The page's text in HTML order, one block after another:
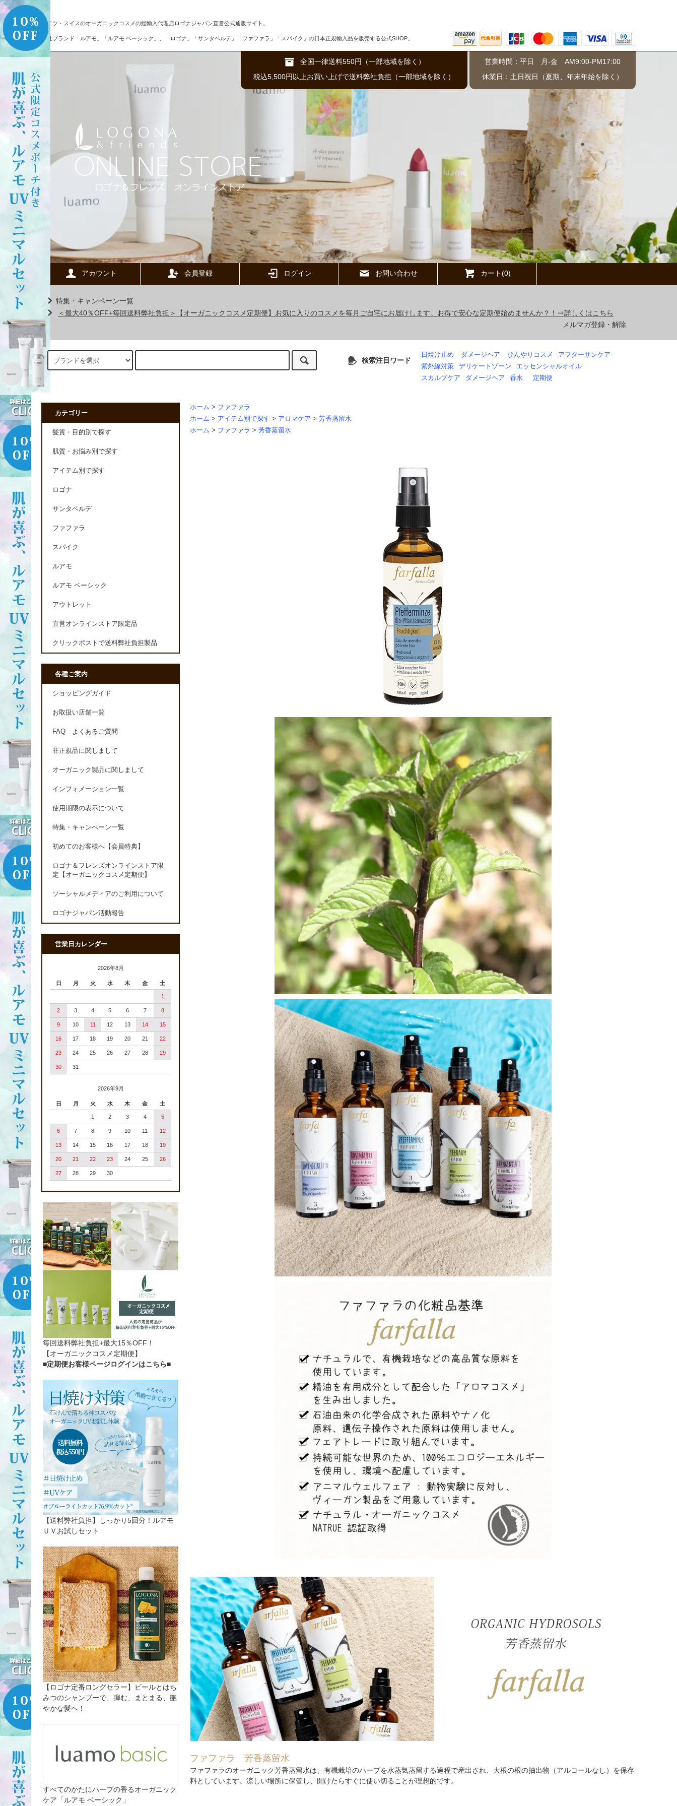
ドイツ・スイスのオーガニックコスメの総輸入代理店ロゴナジャパン直営公式通販サイト。
自社ブランド「ルアモ」「ルアモ ベーシック」、「ロゴナ」「サンタベルデ」「ファファラ」「スパイク」の日本正規輸入品を販売する公式SHOP。
全国一律送料550円（一部地域を除く）
税込5,500円以上お買い上げで送料弊社負担（一部地域を除く）
営業時間：平日 月-金 AM9:00-PM17:00
休業日：土日祝日（夏期、年末年始を除く）
アカウント 会員登録 ログイン お問い合わせ カート(0)
特集・キャンペーン一覧
＜最大40％OFF+毎回送料弊社負担＞【オーガニックコスメ定期便】お気に入りのコスメを毎月ご自宅にお届けします。お得で安心な定期便始めませんか？！⇒詳しくはこちら
メルマガ登録・解除
検索注目ワード
日焼け止め ダメージヘア ひんやりコスメ
アフターサンケア
紫外線対策
デリケートゾーン
エッセンシャルオイル
スカルプケア
ダメージヘア 香水 定期便
ホーム > ファファラ
ホーム > アイテム別で探す > アロマケア > 芳香蒸留水
ホーム > ファファラ > 芳香蒸留水
ファファラ 芳香蒸留水
ファファラのオーガニック芳香蒸留水は、有機栽培のハーブを水蒸気蒸留する過程で産出され、大根の根の抽出物（アルコールなし）を保存
料としています。涼しい場所に保管し、開けたらすぐに使い切ることが理想的です。
カテゴリー
髪質・目的別で探す
肌質・お悩み別で探す
アイテム別で探す
ロゴナ
サンタベルデ
ファファラ
スパイク
ルアモ
ルアモ ベーシック
アウトレット
直営オンラインストア限定品
クリックポストで送料弊社負担製品
各種ご案内
ショッピングガイド
お取扱い店舗一覧
FAQ よくあるご質問
非正規品に関しまして
オーガニック製品に関しまして
インフォメーション一覧
使用期限の表示について
特集・キャンペーン一覧
初めてのお客様へ【会員特典】
ロゴナ＆フレンズオンラインストア限
定【オーガニックコスメ定期便】
ソーシャルメディアのご利用について
ロゴナジャパン活動報告
営業日カレンダー
2026年8月
日 月 火 水 木 金 土
1
2 3 4 5 6 7 8
9 10 11 12 13 14 15
16 17 18 19 20 21 22
23 24 25 26 27 28 29
30 31
2026年9月
日 月 火 水 木 金 土
1 2 3 4 5
6 7 8 9 10 11 12
13 14 15 16 17 18 19
20 21 22 23 24 25 26
27 28 29 30
毎回送料弊社負担+最大15％OFF！
【オーガニックコスメ定期便】
■定期便お客様ページログインはこちら■
【送料弊社負担】しっかり5回分！ルアモ
ＵＶお試しセット
【ロゴナ定番ロングセラー】ビールとはち
みつのシャンプーで、弾む、まとまる、艶
やかな髪へ！
すべてのかたにハーブの香るオーガニック
ケア「ルアモ ベーシック」